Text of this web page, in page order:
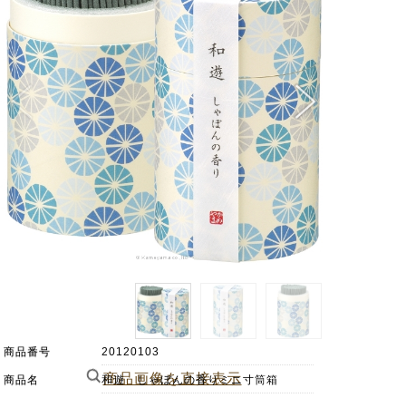
商品画像を直接表示
商品番号 20120103
商品名 和遊 しゃぼんの香りミニ寸筒箱